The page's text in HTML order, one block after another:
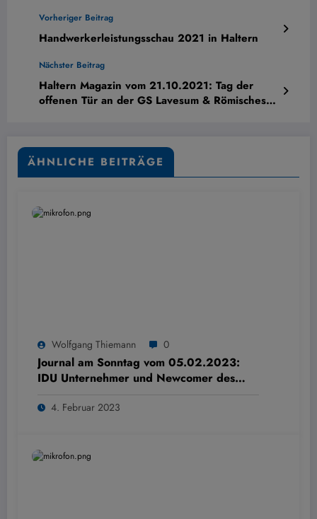
Vorheriger Beitrag
Handwerkerleistungsschau 2021 in Haltern
Nächster Beitrag
Haltern Magazin vom 21.10.2021: Tag der
offenen Tür an der GS Lavesum & Römisches
ÄHNLICHE BEITRÄGE
Wolfgang Thiemann 0
Journal am Sonntag vom 05.02.2023:
IDU Unternehmer und Newcomer des
4. Februar 2023